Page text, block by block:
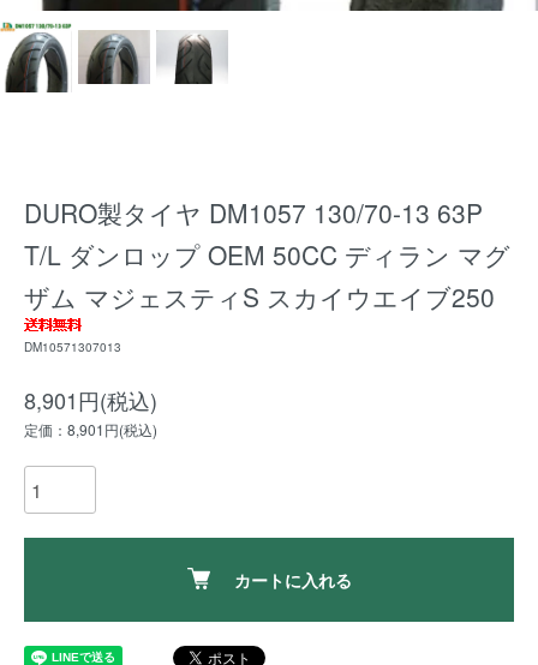
DURO製タイヤ DM1057 130/70-13 63P
T/L ダンロップ OEM 50CC ディラン マグ
ザム マジェスティS スカイウエイブ250
DM10571307013
8,901円(税込)
定価：8,901円(税込)
カートに入れる